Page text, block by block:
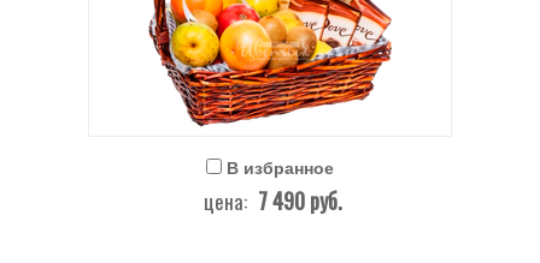
В избранное
цена: 7 490руб.